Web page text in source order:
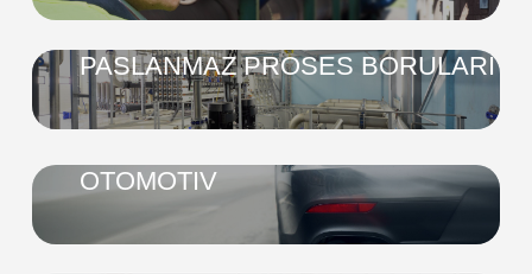
PASLANMAZ PROSES BORULARI
OTOMOTIV